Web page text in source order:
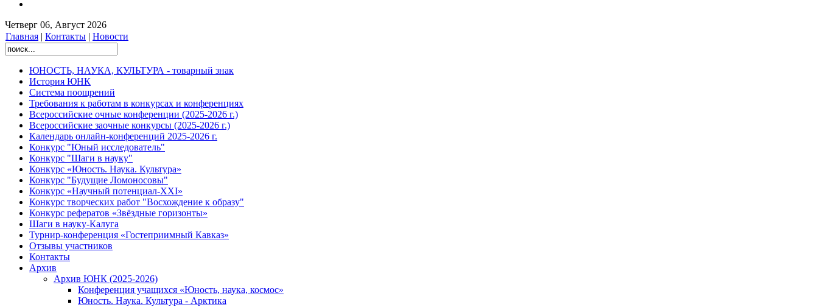
Четверг 06, Август 2026
Главная | Контакты | Новости
ЮНОСТЬ, НАУКА, КУЛЬТУРА - товарный знак
История ЮНК
Система поощрений
Требования к работам в конкурсах и конференциях
Всероссийские очные конференции (2025-2026 г.)
Всероссийские заочные конкурсы (2025-2026 г.)
Календарь онлайн-конференций 2025-2026 г.
Конкурс "Юный исследователь"
Конкурс "Шаги в науку"
Конкурс «Юность. Наука. Культура»
Конкурс "Будущие Ломоносовы"
Конкурс «Научный потенциал-XXI»
Конкурс творческих работ "Восхождение к образу"
Конкурс рефератов «Звёздные горизонты»
Шаги в науку-Калуга
Турнир-конференция «Гостеприимный Кавказ»
Отзывы участников
Контакты
Архив
Архив ЮНК (2025-2026)
Конференция учащихся «Юность, наука, космос»
Юность. Наука. Культура - Арктика